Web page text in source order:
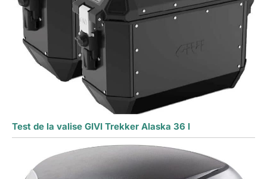
Test de la valise GIVI Trekker Alaska 36 l